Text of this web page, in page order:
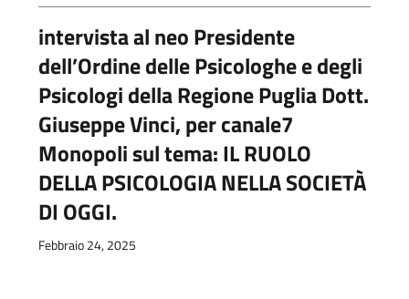
intervista al neo Presidente
dell’Ordine delle Psicologhe e degli
Psicologi della Regione Puglia Dott.
Giuseppe Vinci, per canale7
Monopoli sul tema: IL RUOLO
DELLA PSICOLOGIA NELLA SOCIETÀ
DI OGGI.
Febbraio 24, 2025